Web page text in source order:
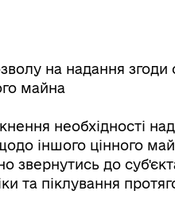
на надання
майна
необхідності
іншого цінного
звернутись до
та піклування